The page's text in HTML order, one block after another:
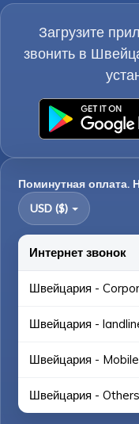
Загрузите
звонить в
Поминутная оплата.
USD ($)
Интернет звонок
Швейцария -
Швейцария -
Швейцария - Mobile
Швейцария -